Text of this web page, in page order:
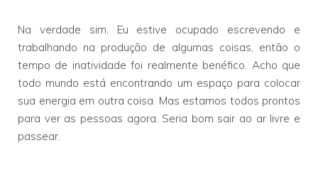
Na verdade sim. Eu estive ocupado escrevendo e
trabalhando na produção de algumas coisas, então o
tempo de inatividade foi realmente benéfico. Acho que
todo mundo está encontrando um espaço para colocar
sua energia em outra coisa. Mas estamos todos prontos
para ver as pessoas agora. Seria bom sair ao ar livre e
passear.